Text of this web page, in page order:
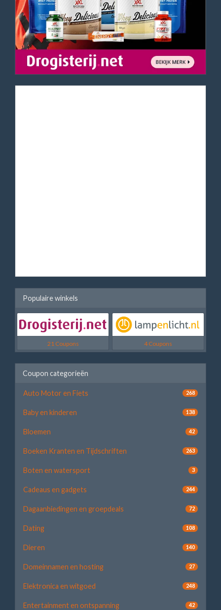
Populaire winkels
21 Coupons 4 Coupons
Coupon categorieën
Auto Motor en Fiets 268
Baby en kinderen 138
Bloemen 42
Boeken Kranten en Tijdschriften 263
Boten en watersport 3
Cadeaus en gadgets 244
Dagaanbiedingen en groepdeals 72
Dating 108
Dieren 140
Domeinnamen en hosting 27
Elektronica en witgoed 248
Entertainment en ontspanning 42